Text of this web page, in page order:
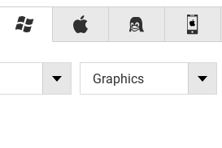
Graphics